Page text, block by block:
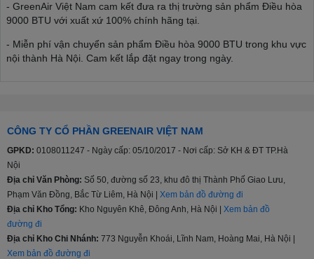
- GreenAir Việt Nam cam kết đưa ra thị trường sản phẩm Điều hòa
9000 BTU với xuất xứ 100% chính hãng tại.
- Miễn phí vận chuyển sản phẩm Điều hòa 9000 BTU trong khu vực
nội thành Hà Nội. Cam kết lắp đặt ngay trong ngày.
- Gọi đến số Hotline: 024 999 55 888 Quý khách sẽ được tư vấn
miễn phí, hỗ trợ giải đáp mọi thắc mắc, hỗ trợ kỹ thuật, hướng dẫn
sử dụng Điều hòa 9000 BTU.
- Tại GreenAir Việt Nam có đội ngũ nhân viên lắp đặt chuyên
nghiệp, tay nghề cao, đảm bảo và nhanh chóng bảo hành Điều hòa
9000 BTU tại nơi sử dụng ( tại nhà ).
- Nếu Khách Hàng có nhu cầu mua Điều hòa 9000 BTU với số
lượng lớn hoặc các Đại Lý bán buôn - bán lẻ vui lòng liên hệ đến số
CÔNG TY CỔ PHẦN GREENAIR VIỆT NAM
GPKD: 0108011247 - Ngày cấp: 05/10/2017 - Nơi cấp: Sở KH & ĐT TP.Hà
Nội
Địa chỉ Văn Phòng: Số 50, đường số 23, khu đô thị Thành Phố Giao Lưu,
Phạm Văn Đồng, Bắc Từ Liêm, Hà Nội | Xem bản đồ đường đi
Địa chỉ Kho Tổng: Kho Nguyên Khê, Đông Anh, Hà Nội | Xem bản đồ
đường đi
Địa chỉ Kho Chi Nhánh: 773 Nguyễn Khoái, Lĩnh Nam, Hoàng Mai, Hà Nội |
Xem bản đồ đường đi